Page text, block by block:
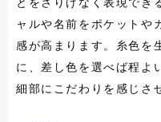
ャルや名前をポケットや
感が高まります。糸色を
に、差し色を選べば程よ
細部にこだわりを感じさ